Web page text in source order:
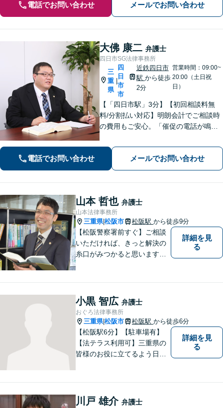
電話でお問い合わせ メールでお問い合わせ
大佛 康二 弁護士
四日市SG法律事務所
三
重
県
四
日
市
市
近鉄四日市
駅 から徒歩
2分
営業時間：09:00~
20:00（土日祝
日）
【「四日市駅」3分】【初回相談料無
料/分割払い対応】明朗会計でご相談時
の費用もご安心。「催促の電話が鳴り
た」に対応できます。自己破産や任意
整理、個人再生など幅広い解決方法を
提示【完全個室で安心】
電話でお問い合わせ メールでお問い合わせ
山本 哲也 弁護士
山本法律事務所
三重県|松阪市 松阪駅 から徒歩9分
【松阪警察署前すぐ】ご相談
いただければ、きっと解決の
糸口がみつかると思います。
詳細を見
る
小黒 智広 弁護士
おぐろ法律事務所
三重県|松阪市 松阪駅 から徒歩6分
【松阪駅6分】【駐車場有】
【法テラス利用可】三重県の
皆様のお役に立てるよう日々
解決できる問題もありますの
詳細を見
る
川戸 雄介 弁護士